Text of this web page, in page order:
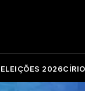
ELEIÇÕES 2026